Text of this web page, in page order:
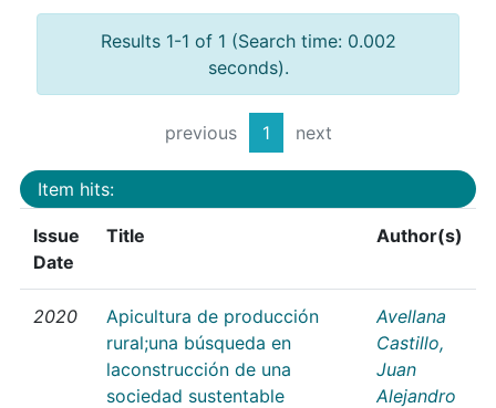
Results 1-1 of 1 (Search time: 0.002
seconds).
previous 1 next
Item hits:
Issue
Date
Title Author(s)
2020
Apicultura de producción
rural;una búsqueda en
laconstrucción de una
sociedad sustentable
Avellana
Castillo,
Juan
Alejandro